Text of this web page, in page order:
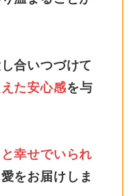
合いつづけて
た安心感を与
幸せでいられ
をお届けしま